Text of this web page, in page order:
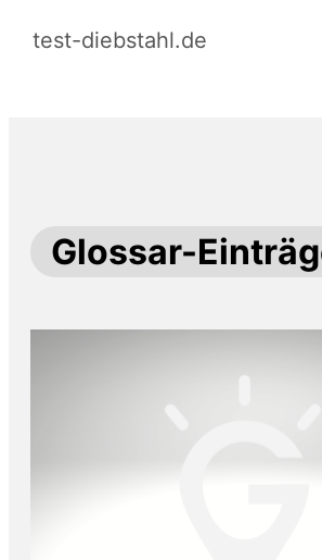
test-diebstahl.de
Glossar-